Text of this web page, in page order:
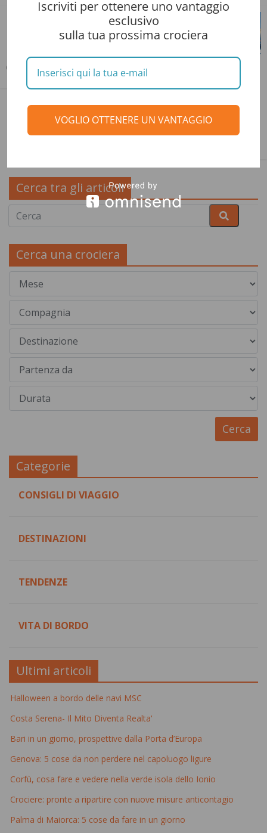
bordo delle
Ottobre 16, 2025
Costa
Serena- Il
Bari in un
prospettive
dalla Porta
d’Europa
Settembre 10, 2020
Cerca tra gli articoli
Cerca una crociera
Categorie
CONSIGLI DI VIAGGIO
DESTINAZIONI
TENDENZE
VITA DI BORDO
Ultimi articoli
Halloween a bordo delle navi MSC
Costa Serena- Il Mito Diventa Realta'
Bari in un giorno, prospettive dalla Porta d’Europa
Genova: 5 cose da non perdere nel capoluogo ligure
Corfù, cosa fare e vedere nella verde isola dello Ionio
Crociere: pronte a ripartire con nuove misure anticontagio
Palma di Maiorca: 5 cose da fare in un giorno
Iscriviti per ottenere uno vantaggio
esclusivo
sulla tua prossima crociera
VOGLIO OTTENERE UN VANTAGGIO